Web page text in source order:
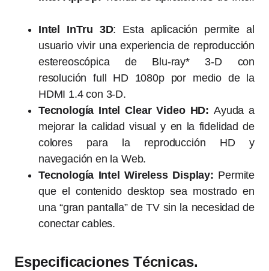
Intel InTru 3D: Esta aplicación permite al
usuario vivir una experiencia de reproducción
estereoscópica de Blu-ray* 3-D con
resolución full HD 1080p por medio de la
HDMI 1.4 con 3-D.
Tecnología Intel Clear Video HD: Ayuda a
mejorar la calidad visual y en la fidelidad de
colores para la reproducción HD y
navegación en la Web.
Tecnología Intel Wireless Display: Permite
que el contenido desktop sea mostrado en
una “gran pantalla” de TV sin la necesidad de
conectar cables.
Especificaciones Técnicas.